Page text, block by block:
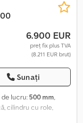
6.900 EUR
preț fix plus TVA
(8.211 EUR brut)
Sunați
de lucru: 500 mm,
cilindru cu role,
rolă din oțel plat,